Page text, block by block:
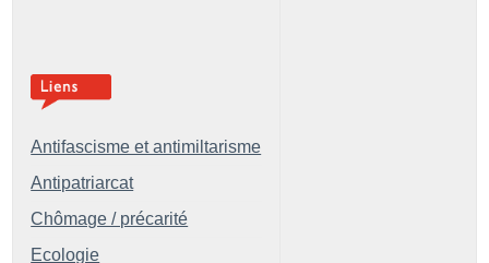
Antifascisme et antimiltarisme
Antipatriarcat
Chômage / précarité
Ecologie